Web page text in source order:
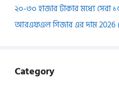
২০-৩০ হাজার টাকার মধ্যে সেরা
আরএফএল গিজার এর দাম 2026
Category